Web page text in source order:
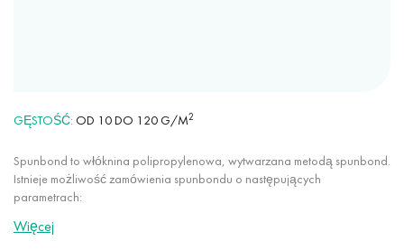
GĘSTOŚĆ OD 10 DO 120 G/M2
Spunbond to włóknina polipropylenowa, wytwarzana metodą spunbond.
Istnieje możliwość zamówienia spunbondu o następujących
parametrach:
dowolny kolor z naszej palety (ponad 30 kolorów);
Więcej